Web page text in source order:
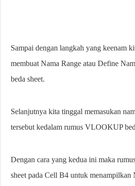
Sampai dengan langkah yang keenam
membuat Nama Range atau Define
beda sheet.
Selanjutnya kita tinggal memasukan
tersebut kedalam rumus VLOOKUP
Dengan cara yang kedua ini maka
sheet pada Cell B4 untuk menampilkan